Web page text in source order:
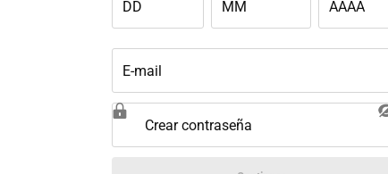
DD MM AAAA
E-mail
Crear contraseña